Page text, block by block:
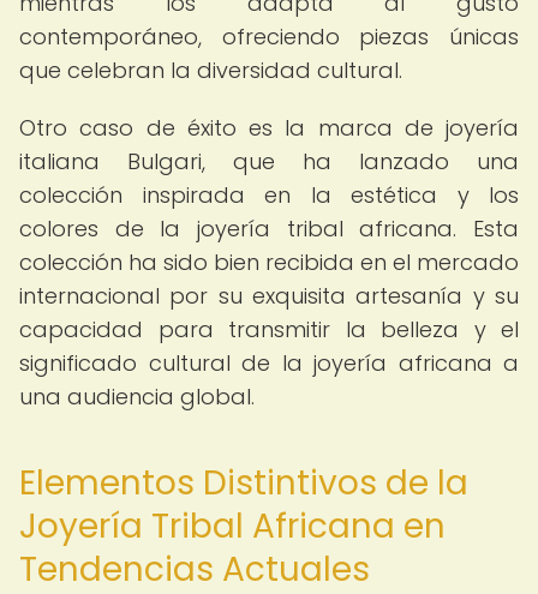
contemporáneo, ofreciendo piezas únicas
que celebran la diversidad cultural.
Otro caso de éxito es la marca de joyería
italiana Bulgari, que ha lanzado una
colección inspirada en la estética y los
colores de la joyería tribal africana. Esta
colección ha sido bien recibida en el mercado
internacional por su exquisita artesanía y su
capacidad para transmitir la belleza y el
significado cultural de la joyería africana a
una audiencia global.
Elementos Distintivos de la
Joyería Tribal Africana en
Tendencias Actuales